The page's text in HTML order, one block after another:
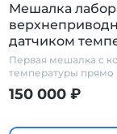
Мешалка
датчиком
Primelab TM
Первая мешалка с
температуры прямо
смешивания
150 000 ₽